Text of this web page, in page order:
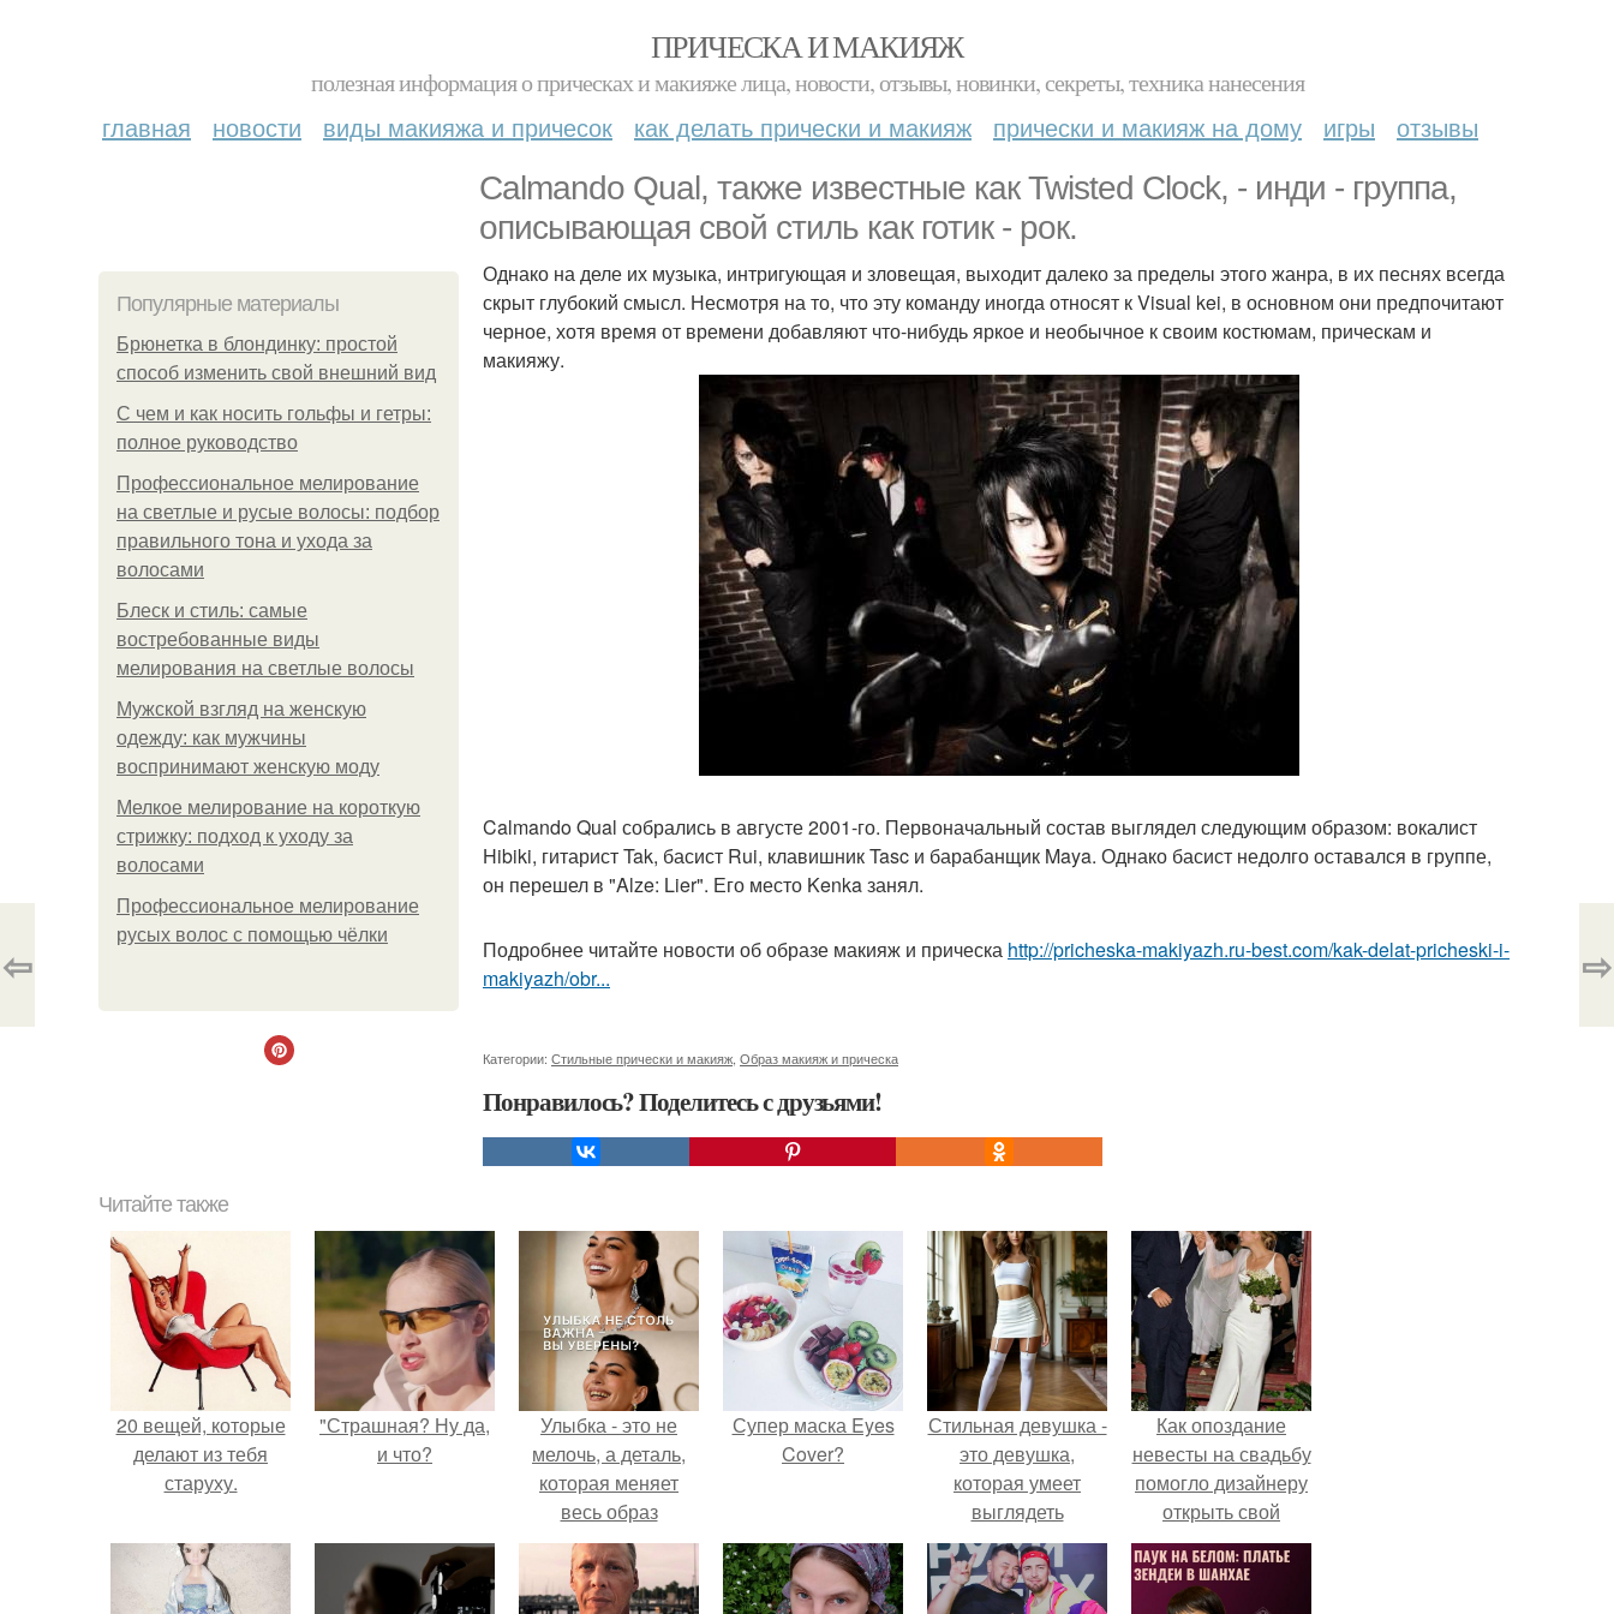
ПРИЧЕСКА И МАКИЯЖ
полезная информация о прическах и макияже лица, новости, отзывы, новинки, секреты, техника нанесения
главная новости виды макияжа и причесок как делать прически и макияж прически и макияж на дому игры отзывы
Calmando Qual, также известные как Twisted Clock, - инди - группа,
описывающая свой стиль как готик - рок.
Популярные материалы
Брюнетка в блондинку: простой
способ изменить свой внешний вид
С чем и как носить гольфы и гетры:
полное руководство
Профессиональное мелирование
на светлые и русые волосы: подбор
правильного тона и ухода за
волосами
Блеск и стиль: самые
востребованные виды
мелирования на светлые волосы
Мужской взгляд на женскую
одежду: как мужчины
воспринимают женскую моду
Мелкое мелирование на короткую
стрижку: подход к уходу за
волосами
Профессиональное мелирование
русых волос с помощью чёлки
Однако на деле их музыка, интригующая и зловещая, выходит далеко за пределы этого жанра, в их песнях всегда
скрыт глубокий смысл. Несмотря на то, что эту команду иногда относят к Visual kei, в основном они предпочитают
черное, хотя время от времени добавляют что-нибудь яркое и необычное к своим костюмам, прическам и
макияжу.
Calmando Qual собрались в августе 2001-го. Первоначальный состав выглядел следующим образом: вокалист
Hibiki, гитарист Tak, басист Rui, клавишник Tasc и барабанщик Maya. Однако басист недолго оставался в группе,
он перешел в "Alze: Lier". Его место Kenka занял.
Подробнее читайте новости об образе макияж и прическа http://pricheska-makiyazh.ru-best.com/kak-delat-pricheski-i-
makiyazh/obr...
Категории: Стильные прически и макияж Образ макияж и прическа
Понравилось? Поделитесь с друзьями!
⇦ ⇨
Читайте также
20 вещей, которые
делают из тебя
старуху.
"Страшная? Ну да,
и что?
Улыбка - это не
мелочь, а деталь,
которая меняет
весь образ
человека.
Супер маска Eyes
Cover?
Стильная девушка -
это девушка,
которая умеет
выглядеть
привлекательно и
элегантно в любои
ситуации.
Как опоздание
невесты на свадьбу
помогло дизайнеру
открыть свой
бренд.